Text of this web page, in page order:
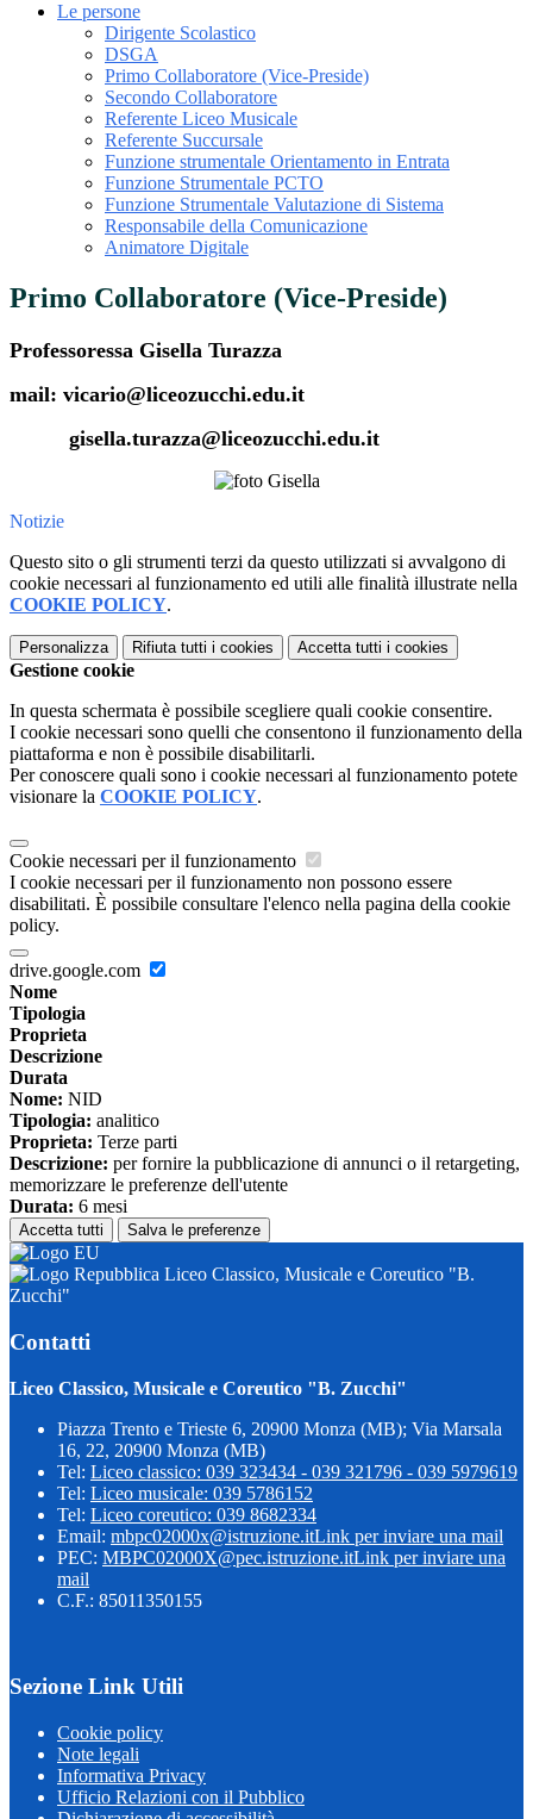
Le persone
Dirigente Scolastico
DSGA
Primo Collaboratore (Vice-Preside)
Secondo Collaboratore
Referente Liceo Musicale
Referente Succursale
Funzione strumentale Orientamento in Entrata
Funzione Strumentale PCTO
Funzione Strumentale Valutazione di Sistema
Responsabile della Comunicazione
Animatore Digitale
Primo Collaboratore (Vice-Preside)
Professoressa Gisella Turazza
mail: vicario@liceozucchi.edu.it
gisella.turazza@liceozucchi.edu.it
Notizie
Questo sito o gli strumenti terzi da questo utilizzati si avvalgono di
cookie necessari al funzionamento ed utili alle finalità illustrate nella
COOKIE POLICY.
Personalizza Rifiuta tutti i cookies Accetta tutti i cookies
Gestione cookie
In questa schermata è possibile scegliere quali cookie consentire.
I cookie necessari sono quelli che consentono il funzionamento della
piattaforma e non è possibile disabilitarli.
Per conoscere quali sono i cookie necessari al funzionamento potete
visionare la COOKIE POLICY.
Cookie necessari per il funzionamento
I cookie necessari per il funzionamento non possono essere
disabilitati. È possibile consultare l'elenco nella pagina della cookie
policy.
drive.google.com
Nome
Tipologia
Proprieta
Descrizione
Durata
Nome: NID
Tipologia: analitico
Proprieta: Terze parti
Descrizione: per fornire la pubblicazione di annunci o il retargeting,
memorizzare le preferenze dell'utente
Durata: 6 mesi
Accetta tutti Salva le preferenze
Liceo Classico, Musicale e Coreutico "B.
Zucchi"
Contatti
Liceo Classico, Musicale e Coreutico "B. Zucchi"
Piazza Trento e Trieste 6, 20900 Monza (MB); Via Marsala
16, 22, 20900 Monza (MB)
Tel: Liceo classico: 039 323434 - 039 321796 - 039 5979619
Tel: Liceo musicale: 039 5786152
Tel: Liceo coreutico: 039 8682334
Email: mbpc02000x@istruzione.itLink per inviare una mail
PEC: MBPC02000X@pec.istruzione.itLink per inviare una
mail
C.F.: 85011350155
Sezione Link Utili
Cookie policy
Note legali
Informativa Privacy
Ufficio Relazioni con il Pubblico